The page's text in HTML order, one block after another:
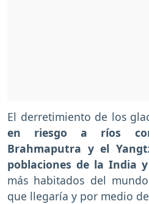
El derretimiento de los
en riesgo a ríos
Brahmaputra y el
poblaciones de la India
más habitados del
que llegaría y por medio